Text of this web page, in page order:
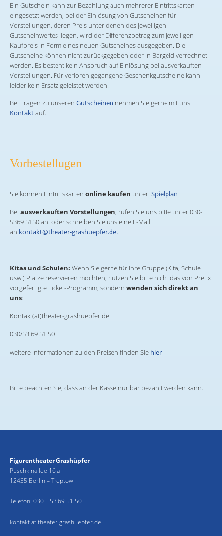
Ein Gutschein kann zur Bezahlung auch mehrerer Eintrittskarten
eingesetzt werden, bei der Einlösung von Gutscheinen für
Vorstellungen, deren Preis unter denen des jeweiligen
Gutscheinwertes liegen, wird der Differenzbetrag zum jeweiligen
Kaufpreis in Form eines neuen Gutscheines ausgegeben. Die
Gutscheine können nicht zurückgegeben oder in Bargeld verrechnet
werden. Es besteht kein Anspruch auf Einlösung bei ausverkauften
Vorstellungen. Für verloren gegangene Geschenkgutscheine kann
leider kein Ersatz geleistet werden.
Bei Fragen zu unseren Gutscheinen nehmen Sie gerne mit uns
Kontaktauf.
Vorbestellugen
Sie können Eintrittskarten online kaufen unter: Spielplan
Bei ausverkauften Vorstellungen, rufen Sie uns bitte unter 030-
5369 5150 an oder schreiben Sie uns eine E-Mail
an kontakt@theater-grashuepfer.de.
Kitas und Schulen: Wenn Sie gerne für Ihre Gruppe (Kita, Schule
usw.) Plätze reservieren möchten, nutzen Sie bitte nicht das von Pretix
vorgefertigte Ticket-Programm, sondern wenden sich direkt an
uns:
Kontakt(at)theater-grashuepfer.de
030/53 69 51 50
weitere Informationen zu den Preisen finden Sie hier
Bitte beachten Sie, dass an der Kasse nur bar bezahlt werden kann.
Figurentheater Grashüpfer
Puschkinallee 16 a
12435 Berlin – Treptow
Telefon: 030 – 53 69 51 50
kontakt at theater-grashuepfer.de